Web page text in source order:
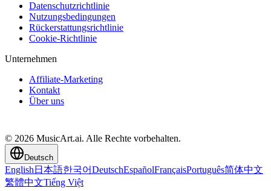
Datenschutzrichtlinie
Nutzungsbedingungen
Rückerstattungsrichtlinie
Cookie-Richtlinie
Unternehmen
Affiliate-Marketing
Kontakt
Über uns
© 2026 MusicArt.ai. Alle Rechte vorbehalten.
Deutsch
English 日本語한국어DeutschEspañolFrançaisPortuguês简体中文
繁體中文Tiếng Việt